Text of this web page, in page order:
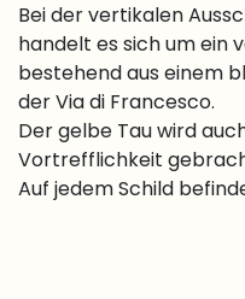
Bei der vertikalen
handelt es sich um ein
bestehend aus einem
der Via di Francesco.
Der gelbe Tau wird
Vortrefflichkeit
Auf jedem Schild